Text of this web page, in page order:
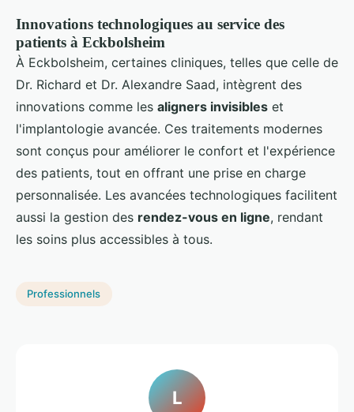
Innovations technologiques au service des
patients à Eckbolsheim
À Eckbolsheim, certaines cliniques, telles que celle de
Dr. Richard et Dr. Alexandre Saad, intègrent des
innovations comme les aligners invisibles et
l'implantologie avancée. Ces traitements modernes
sont conçus pour améliorer le confort et l'expérience
des patients, tout en offrant une prise en charge
personnalisée. Les avancées technologiques facilitent
aussi la gestion des rendez-vous en ligne, rendant
les soins plus accessibles à tous.
Professionnels
L